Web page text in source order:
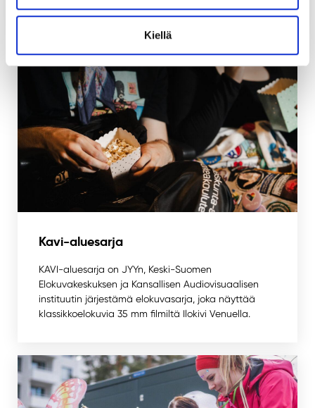
Kiellä
Kavi-aluesarja
KAVI-aluesarja on JYYn, Keski-Suomen
Elokuvakeskuksen ja Kansallisen Audiovisuaalisen
instituutin järjestämä elokuvasarja, joka näyttää
klassikkoelokuvia 35 mm filmiltä Ilokivi Venuella.